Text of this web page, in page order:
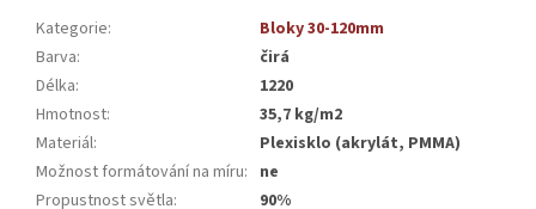
Kategorie:
Bloky 30-120mm
Barva:
čirá
Délka:
1220
Hmotnost:
35,7 kg/m2
Materiál:
Plexisklo (akrylát, PMMA)
Možnost formátování na míru: ne
Propustnost světla:
90%